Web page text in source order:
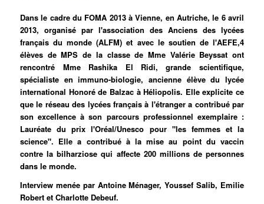
Dans le cadre du FOMA 2013 à Vienne, en Autriche, le 6 avril
2013, organisé par l'association des Anciens des lycées
français du monde (ALFM) et avec le soutien de l'AEFE,4
élèves de MPS de la classe de Mme Valérie Beyssat ont
rencontré Mme Rashika El Ridi, grande scientifique,
spécialiste en immuno-biologie, ancienne élève du lycée
international Honoré de Balzac à Héliopolis. Elle explicite ce
que le réseau des lycées français à l'étranger a contribué par
son excellence à son parcours professionnel exemplaire :
Lauréate du prix l'Oréal/Unesco pour "les femmes et la
science". Elle a contribué à la mise au point du vaccin
contre la bilharziose qui affecte 200 millions de personnes
dans le monde.
Interview menée par Antoine Ménager, Youssef Salib, Emilie
Robert et Charlotte Debeuf.